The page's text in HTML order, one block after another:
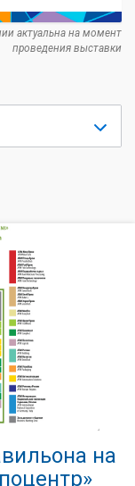
актуальна на момент
проведения выставки
на